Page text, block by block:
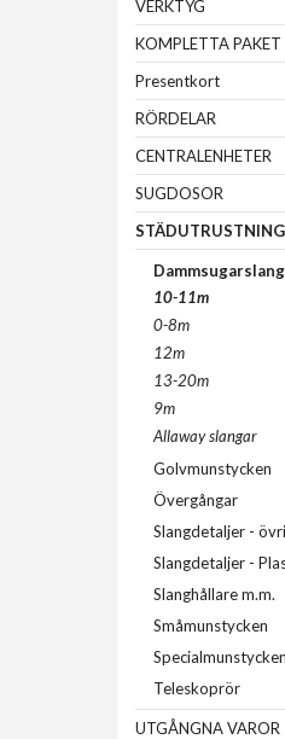
VERKTYG
KOMPLETTA PAKET
Presentkort
RÖRDELAR
CENTRALENHETER
SUGDOSOR
10-11m
0-8m
12m
13-20m
9m
Allaway slangar
Golvmunstycken
Övergångar
Slangdetaljer -
Slangdetaljer -
Slanghållare m.m.
Småmunstycken
Specialmunstycken
Teleskoprör
UTGÅNGNA VAROR